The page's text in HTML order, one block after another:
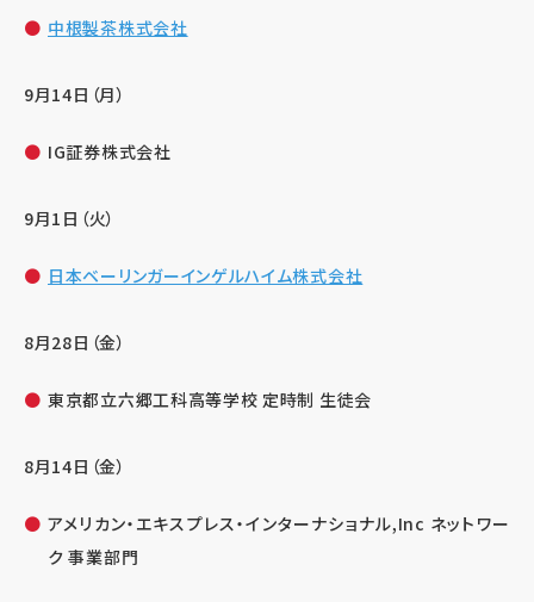
中根製茶株式会社
9月14日（月）
IG証券株式会社
9月1日（火）
日本ベーリンガーインゲルハイム株式会社
8月28日（金）
東京都立六郷工科高等学校 定時制 生徒会
8月14日（金）
アメリカン・エキスプレス・インターナショナル,Inc ネットワー
ク 事業部門